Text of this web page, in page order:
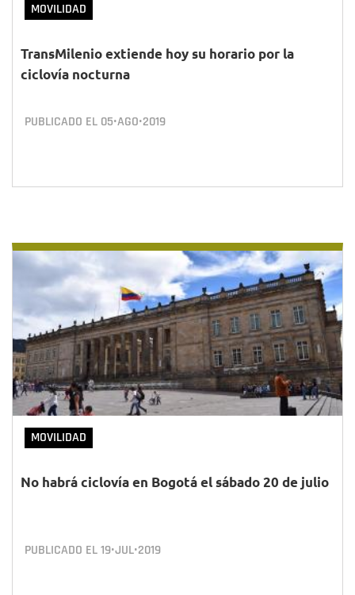
MOVILIDAD
TransMilenio extiende hoy su horario por la
ciclovía nocturna
PUBLICADO EL 05•AGO•2019
MOVILIDAD
No habrá ciclovía en Bogotá el sábado 20 de julio
PUBLICADO EL19•JUL•2019